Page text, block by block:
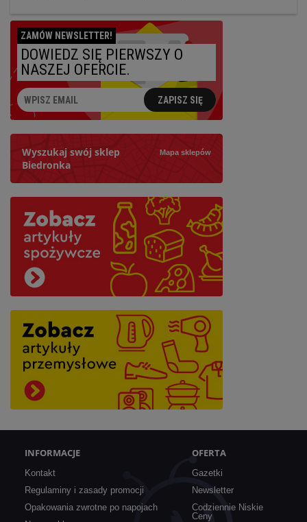
ZAMÓW NEWSLETTER!
DOWIEDZ SIĘ PIERWSZY O
NASZEJ OFERCIE.
ZAPISZ SIĘ
Wyszukaj swój sklep
Biedronka
Mapa sklepów
Szukaj
Najbliższy:
INFORMACJE
Kontakt
Regulaminy i zasady promocji
Opakowania zwrotne po napojach
OFERTA
Gazetki
Newsletter
Codziennie Niskie
Ceny